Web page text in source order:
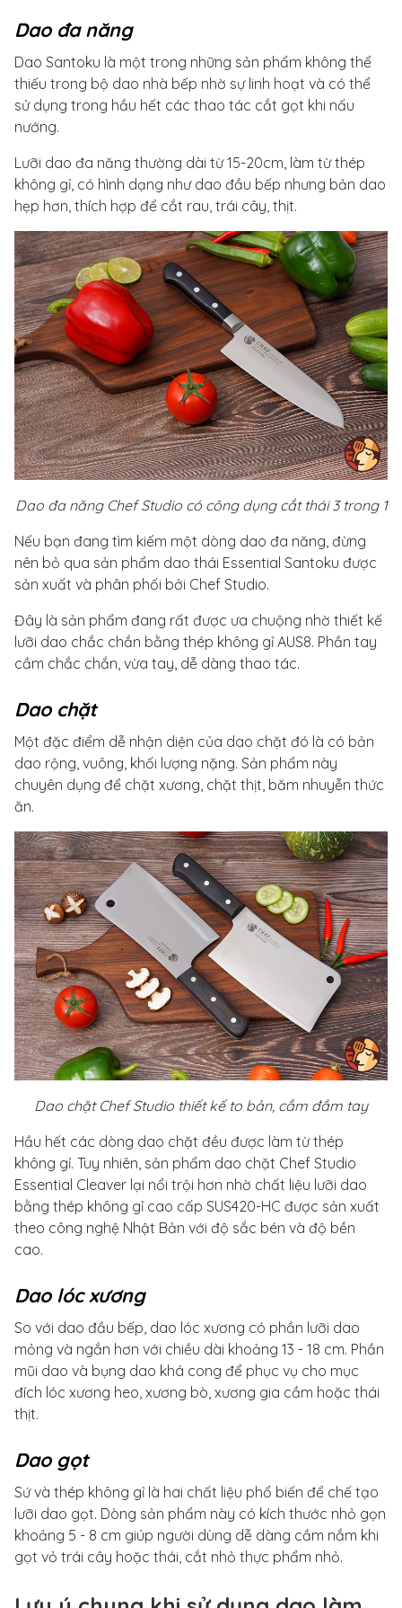
Dao đa năng
Dao Santoku là một trong những sản phẩm không thể
thiếu trong bộ dao nhà bếp nhờ sự linh hoạt và có thể
sử dụng trong hầu hết các thao tác cắt gọt khi nấu
nướng.
Lưỡi dao đa năng thường dài từ 15-20cm, làm từ thép
không gỉ, có hình dạng như dao đầu bếp nhưng bản dao
hẹp hơn, thích hợp để cắt rau, trái cây, thịt.
Dao đa năng Chef Studio có công dụng cắt thái 3 trong 1
Nếu bạn đang tìm kiếm một dòng dao đa năng, đừng
nên bỏ qua sản phẩm dao thái Essential Santoku được
sản xuất và phân phối bởi Chef Studio.
Đây là sản phẩm đang rất được ưa chuộng nhờ thiết kế
lưỡi dao chắc chắn bằng thép không gỉ AUS8. Phần tay
cầm chắc chắn, vừa tay, dễ dàng thao tác.
Dao chặt
Một đặc điểm dễ nhận diện của dao chặt đó là có bản
dao rộng, vuông, khối lượng nặng. Sản phẩm này
chuyên dụng để chặt xương, chặt thịt, băm nhuyễn thức
ăn.
Dao chặt Chef Studio thiết kế to bản, cầm đầm tay
Hầu hết các dòng dao chặt đều được làm từ thép
không gỉ. Tuy nhiên, sản phẩm dao chặt Chef Studio
Essential Cleaver lại nổi trội hơn nhờ chất liệu lưỡi dao
bằng thép không gỉ cao cấp SUS420-HC được sản xuất
theo công nghệ Nhật Bản với độ sắc bén và độ bền
cao.
Dao lóc xương
So với dao đầu bếp, dao lóc xương có phần lưỡi dao
mỏng và ngắn hơn với chiều dài khoảng 13 - 18 cm. Phần
mũi dao và bụng dao khá cong để phục vụ cho mục
đích lóc xương heo, xương bò, xương gia cầm hoặc thái
thịt.
Dao gọt
Sứ và thép không gỉ là hai chất liệu phổ biến để chế tạo
lưỡi dao gọt. Dòng sản phẩm này có kích thước nhỏ gọn
khoảng 5 - 8 cm giúp người dùng dễ dàng cầm nắm khi
gọt vỏ trái cây hoặc thái, cắt nhỏ thực phẩm nhỏ.